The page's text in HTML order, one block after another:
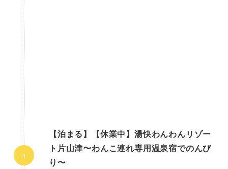
【泊まる】【休業中】湯快わんわんリゾー
ト片山津〜わんこ連れ専用温泉宿でのんび
り〜